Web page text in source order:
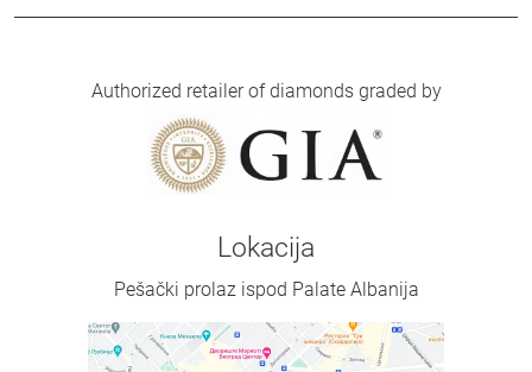
Authorized retailer of diamonds graded by
Lokacija
Pešački prolaz ispod Palate Albanija